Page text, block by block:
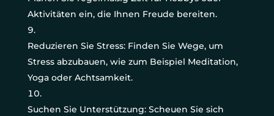
Aktivitäten ein, die Ihnen Freude bereiten.
Reduzieren Sie Stress: Finden Sie Wege, um
Stress abzubauen, wie zum Beispiel Meditation,
Yoga oder Achtsamkeit.
Suchen Sie Unterstützung: Scheuen Sie sich